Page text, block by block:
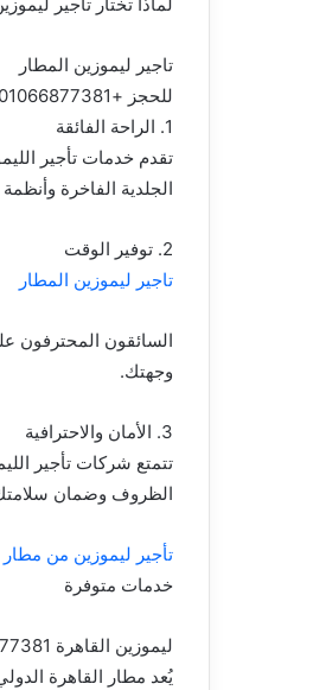
تاجير ليموزين المطار
للحجز +201066877381
1. الراحة الفائقة
تقدم خدمات تأجير
الجلدية الفاخرة
2. توفير الوقت
تاجير ليموزين المطار
السائقون المحترفون
وجهتك.
3. الأمان والاحترافية
تتمتع شركات تأجير
الظروف وضمان
تأجير ليموزين من مطار
خدمات متوفرة
ليموزين القاهرة 01066877381
يُعد مطار القاهرة